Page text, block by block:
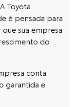
Toyota
é pensada para
sua empresa
do
conta
garantida e